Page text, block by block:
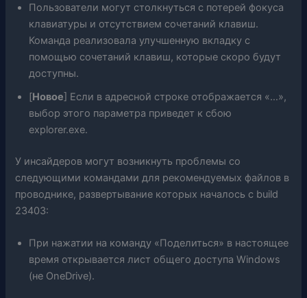
Пользователи могут столкнуться с потерей фокуса
клавиатуры и отсутствием сочетаний клавиш.
Команда реализовала улучшенную вкладку с
помощью сочетаний клавиш, которые скоро будут
доступны.
[Новое] Если в адресной строке отображается «…»,
выбор этого параметра приведет к сбою
explorer.exe.
У инсайдеров могут возникнуть проблемы со
следующими командами для рекомендуемых файлов в
проводнике, развертывание которых началось с build
23403:
При нажатии на команду «Поделиться» в настоящее
время открывается лист общего доступа Windows
(не OneDrive).